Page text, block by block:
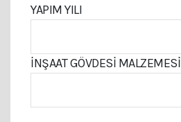
YAPIM YILI
İNŞAAT GÖVDESI MALZEMESI